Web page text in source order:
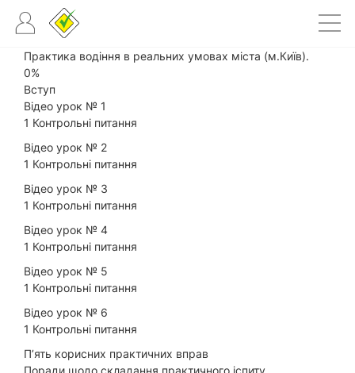
Практика водіння в реальних умовах міста (м.Київ).
0%
Вступ
Відео урок № 1
1 Контрольні питання
Відео урок № 2
1 Контрольні питання
Відео урок № 3
1 Контрольні питання
Відео урок № 4
1 Контрольні питання
Відео урок № 5
1 Контрольні питання
Відео урок № 6
1 Контрольні питання
П’ять корисних практичних вправ
Поради щодо складання практичного іспиту